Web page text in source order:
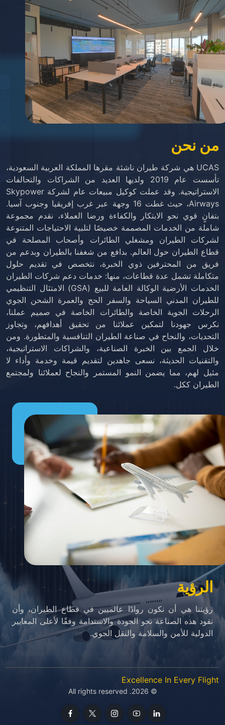
من نحن
UCAS هي شركة طيران ناشئة مقرها المملكة العربية السعودية،
تأسست عام 2019 ولديها العديد من الشراكات والتحالفات
الاستراتيجية. وقد عملت كوكيل مبيعات عام لشركة Skypower
Airways، حيث غطت 16 وجهة عبر غرب إفريقيا وجنوب آسيا.
بتفانٍ قوي نحو الابتكار والكفاءة ورضا العملاء، نقدم مجموعة
شاملة من الخدمات المصممة خصيصًا لتلبية الاحتياجات المتنوعة
لشركات الطيران ومشغلي الطائرات وأصحاب المصلحة في
قطاع الطيران حول العالم. بدافع من شغفنا بالطيران وبدعم من
فريق من المحترفين ذوي الخبرة، نتخصص في تقديم حلول
متكاملة تشمل عدة قطاعات، منها: خدمات دعم شركات الطيران
الخدمات الأرضية الوكالة العامة للبيع (GSA) الامتثال التنظيمي
للطيران المدني السياحة والسفر الحج والعمرة الشحن الجوي
الرحلات الجوية الخاصة والطائرات الخاصة في صميم عملنا،
نكرس جهودنا لتمكين عملائنا من تحقيق أهدافهم، وتجاوز
التحديات، والنجاح في صناعة الطيران التنافسية والمتطورة. ومن
خلال الجمع بين الخبرة الصناعية، والشراكات الاستراتيجية،
والتقنيات الحديثة، نسعى جاهدين لتقديم قيمة وخدمة وأداء لا
مثيل لهم، مما يضمن النمو المستمر والنجاح لعملائنا ولمجتمع
الطيران ككل.
الرؤية
رؤيتنا هي أن نكون روادًا عالميين في قطاع الطيران، وأن
نقود هذه الصناعة نحو الجودة والاستدامة وفقًا لأعلى المعايير
الدولية للأمن والسلامة والنقل الجوي.
Excellence In Every Flight
© 2026. All rights reserved